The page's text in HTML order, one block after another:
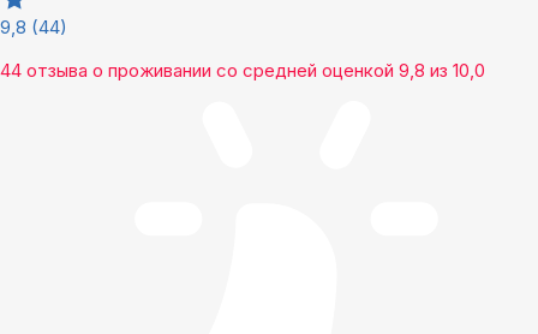
9,8 (44)
44 отзыва о проживании со средней оценкой 9,8 из 10,0